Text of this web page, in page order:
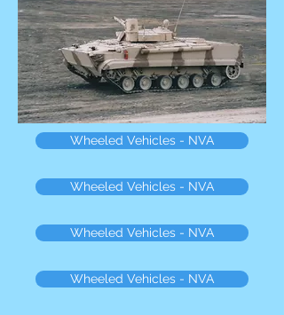
Wheeled Vehicles - NVA
Wheeled Vehicles - NVA
Wheeled Vehicles - NVA
Wheeled Vehicles - NVA